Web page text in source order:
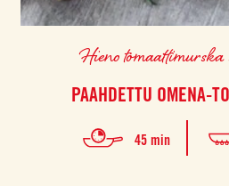
Hieno
PAAHDETTU OMENA-
45 min